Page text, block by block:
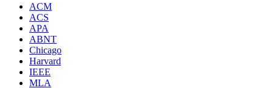
ACM
ACS
APA
ABNT
Chicago
Harvard
IEEE
MLA